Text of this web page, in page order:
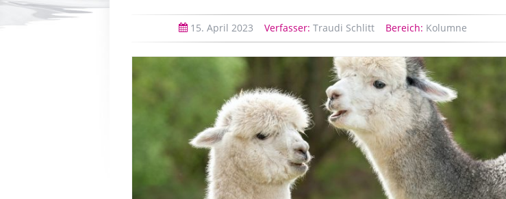
15. April 2023 Verfasser: Traudi Schlitt Bereich: Kolumne